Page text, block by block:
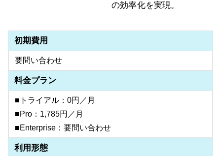
の効率化を実現。
初期費用
要問い合わせ
料金プラン
■トライアル：0円／月
■Pro：1,785円／月
■Enterprise：要問い合わせ
利用形態